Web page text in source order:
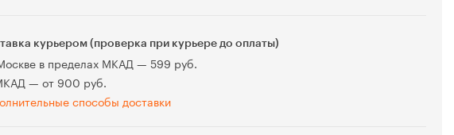
курьером (проверка при курьере до оплаты)
в пределах МКАД — 599 руб.
— от 900 руб.
способы доставки